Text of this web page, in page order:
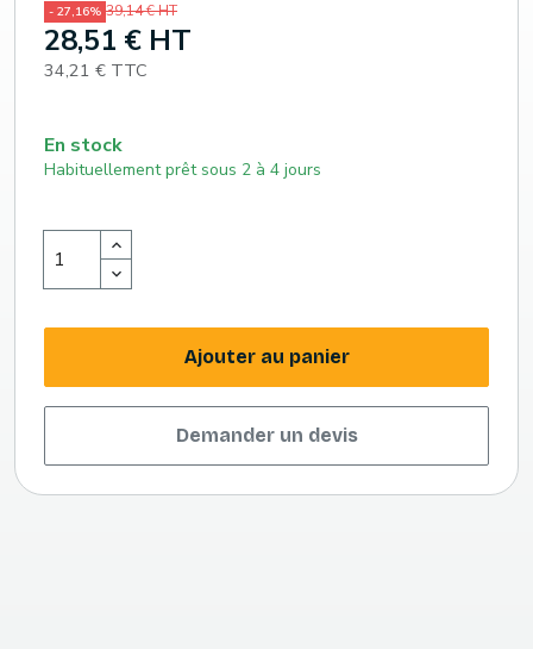
- 27,16% 39,14 € HT
28,51 € HT
34,21 € TTC
En stock
Habituellement prêt sous 2 à 4 jours
Ajouter au panier
Demander un devis